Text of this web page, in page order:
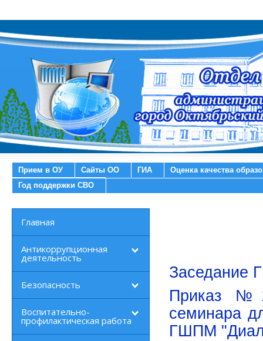
Прием в ОУ Сайты ОО ГИА
Оценка качества
Год поддержки СВО
Главная
Антикоррупционная
деятельность
Безопасность
Воспитательно-
профилактическая работа
Заседание
Приказ
семинара
ГШПМ